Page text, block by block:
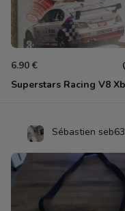
6.90 €
Sébastien seb63